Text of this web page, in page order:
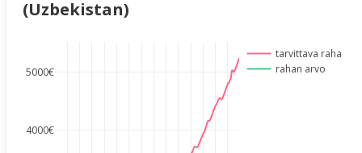
(Uzbekistan)
4000€
5000€
tarvittava raha
rahan arvo